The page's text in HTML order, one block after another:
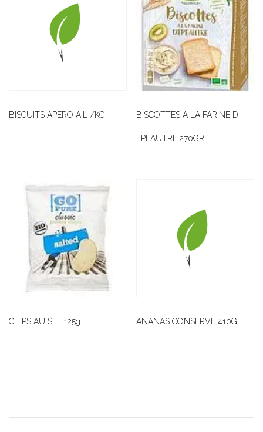
BISCUITS APERO AIL /KG BISCOTTES A LA FARINE D
EPEAUTRE 270GR
CHIPS AU SEL 125g ANANAS CONSERVE 410G